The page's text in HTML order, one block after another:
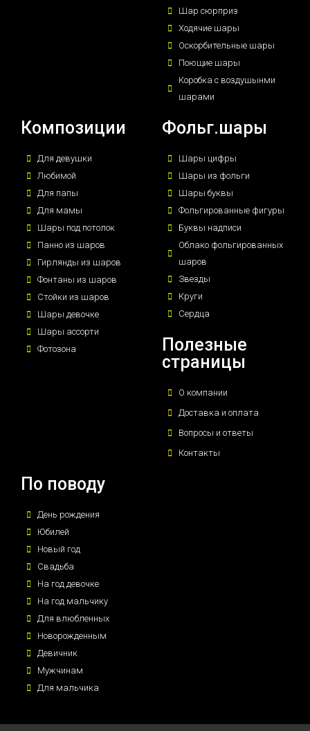
Шар сюрприз
Ходячие шары
Оскорбительные шары
Поющие шары
Коробка с воздушынми
шарами
Композиции
Для девушки
Любимой
Для папы
Для мамы
Шары под потолок
Панно из шаров
Гирлянды из шаров
Фонтаны из шаров
Стойки из шаров
Шары девочке
Шары ассорти
Фотозона
Фольг.шары
Шары цифры
Шары из фольги
Шары буквы
Фольгированные фигуры
Буквы надписи
Облако фольгированных
шаров
Звезды
Круги
Сердца
Полезные
страницы
О компании
Доставка и оплата
Вопросы и ответы
Контакты
По поводу
День рождения
Юбилей
Новый год
Свадьба
На год девочке
На год мальчику
Для влюбленных
Новорожденным
Девичник
Мужчинам
Для мальчика